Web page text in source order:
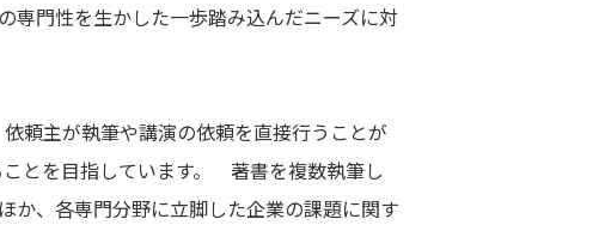
専門性を生かした一歩踏み込んだニーズに対
頼主が執筆や講演の依頼を直接行うことが
とを目指しています。 著書を複数執筆し
か、各専門分野に立脚した企業の課題に関す